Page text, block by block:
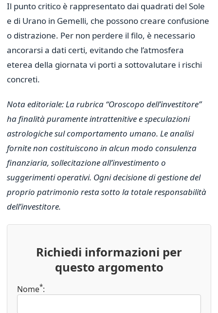
Il punto critico è rappresentato dai quadrati del Sole
e di Urano in Gemelli, che possono creare confusione
o distrazione. Per non perdere il filo, è necessario
ancorarsi a dati certi, evitando che l’atmosfera
eterea della giornata vi porti a sottovalutare i rischi
concreti.
Nota editoriale: La rubrica “Oroscopo dell’investitore”
ha finalità puramente intrattenitive e speculazioni
astrologiche sul comportamento umano. Le analisi
fornite non costituiscono in alcun modo consulenza
finanziaria, sollecitazione all’investimento o
suggerimenti operativi. Ogni decisione di gestione del
proprio patrimonio resta sotto la totale responsabilità
dell’investitore.
Richiedi informazioni per
questo argomento
Nome*: